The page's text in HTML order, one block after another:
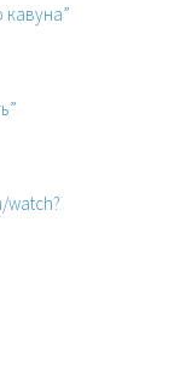
кавуна”
watch?